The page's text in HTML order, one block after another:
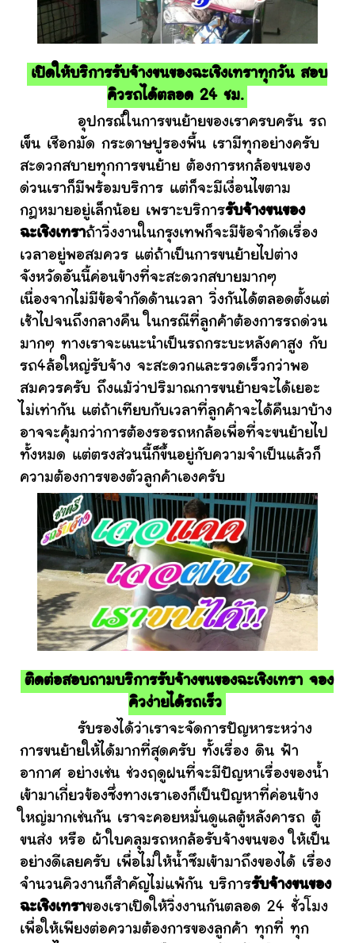
เปิดให้บริการรับจ้างขนของฉะเชิงเทราทุกวัน สอบ
คิวรถได้ตลอด 24 ชม.
อุปกรณ์ในการขนย้ายของเราครบครัน รถ
เข็น เชือกมัด กระดาษปูรองพื้น เรามีทุกอย่างครับ
สะดวกสบายทุกการขนย้าย ต้องการหกล้อขนของ
ด่วนเราก็มีพร้อมบริการ แต่ก็จะมีเงื่อนไขตาม
กฎหมายอยู่เล็กน้อย เพราะบริการรับจ้างขนของ
ฉะเชิงเทราถ้าวิ่งงานในกรุงเทพก็จะมีข้อจำกัดเรื่อง
เวลาอยู่พอสมควร แต่ถ้าเป็นการขนย้ายไปต่าง
จังหวัดอันนี้ค่อนข้างที่จะสะดวกสบายมากๆ
เนื่องจากไม่มีข้อจำกัดด้านเวลา วิ่งกันได้ตลอดตั้งแต่
เช้าไปจนถึงกลางคืน ในกรณีที่ลูกค้าต้องการรถด่วน
มากๆ ทางเราจะแนะนำเป็นรถกระบะหลังคาสูง กับ
รถ4ล้อใหญ่รับจ้าง จะสะดวกและรวดเร็วกว่าพอ
สมควรครับ ถึงแม้ว่าปริมาณการขนย้ายจะได้เยอะ
ไม่เท่ากัน แต่ถ้าเทียบกับเวลาที่ลูกค้าจะได้คืนมาบ้าง
อาจจะคุ้มกว่าการต้องรอรถหกล้อเพื่อที่จะขนย้ายไป
ทั้งหมด แต่ตรงส่วนนี้ก็ขึ้นอยู่กับความจำเป็นแล้วก็
ความต้องการของตัวลูกค้าเองครับ
ติดต่อสอบถามบริการรับจ้างขนของฉะเชิงเทรา จอง
คิวง่ายได้รถเร็ว
รับรองได้ว่าเราจะจัดการปัญหาระหว่าง
การขนย้ายให้ได้มากที่สุดครับ ทั้งเรื่อง ดิน ฟ้า
อากาศ อย่างเช่น ช่วงฤดูฝนที่จะมีปัญหาเรื่องของน้ำ
เข้ามาเกี่ยวข้องซึ่งทางเราเองก็เป็นปัญหาที่ค่อนข้าง
ใหญ่มากเช่นกัน เราจะคอยหมั่นดูแลตู้หลังคารถ ตู้
ขนส่ง หรือ ผ้าใบคลุมรถหกล้อรับจ้างขนของ ให้เป็น
อย่างดีเลยครับ เพื่อไม่ให้น้ำซึมเข้ามาถึงของได้ เรื่อง
จำนวนคิวงานก็สำคัญไม่แพ้กัน บริการรับจ้างขนของ
ฉะเชิงเทราของเราเปิดให้วิ่งงานกันตลอด 24 ชั่วโมง
เพื่อให้เพียงต่อความต้องการของลูกค้า ทุกที่ ทุก